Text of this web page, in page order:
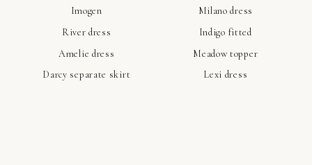
Imogen
Milano dress
River dress
Indigo fitted
Amelie dress
Meadow topper
Darcy separate skirt
Lexi dress